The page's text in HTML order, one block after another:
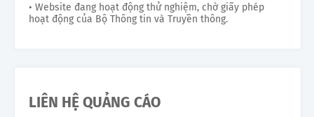
• Website đang hoạt động thử nghiệm, chờ giấy phép
hoạt động của Bộ Thông tin và Truyền thông.
LIÊN HỆ QUẢNG CÁO